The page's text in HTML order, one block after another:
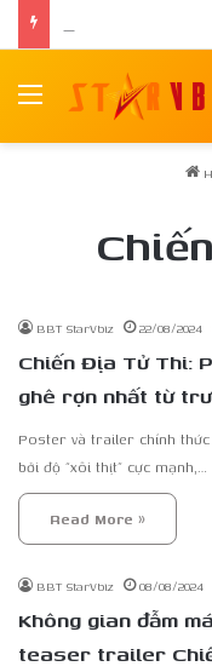
Menu
BBT StarVbiz 22/08/2024
Chiến Địa Tử Thi:
ghê rợn nhất từ
Poster và trailer chính
bởi độ “xôi thịt” cực mạnh,…
Read More »
BBT StarVbiz 08/08/2024
Không gian đẫm
teaser trailer